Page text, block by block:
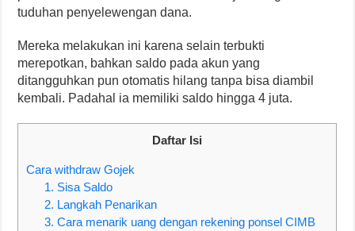
tuduhan penyelewengan dana.
Mereka melakukan ini karena selain terbukti
merepotkan, bahkan saldo pada akun yang
ditangguhkan pun otomatis hilang tanpa bisa diambil
kembali. Padahal ia memiliki saldo hingga 4 juta.
Daftar Isi
Cara withdraw Gojek
1. Sisa Saldo
2. Langkah Penarikan
3. Cara menarik uang dengan rekening ponsel CIMB